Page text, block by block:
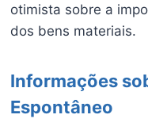
otimista sobre a
dos bens materiais.
Informações
Espontâneo